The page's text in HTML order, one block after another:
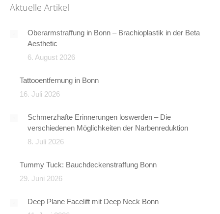
Aktuelle Artikel
Oberarmstraffung in Bonn – Brachioplastik in der Beta
Aesthetic
6. August 2026
Tattooentfernung in Bonn
16. Juli 2026
Schmerzhafte Erinnerungen loswerden – Die
verschiedenen Möglichkeiten der Narbenreduktion
8. Juli 2026
Tummy Tuck: Bauchdeckenstraffung Bonn
29. Juni 2026
Deep Plane Facelift mit Deep Neck Bonn